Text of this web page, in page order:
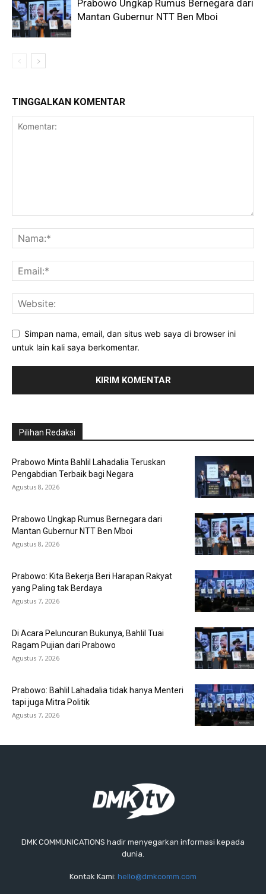
Prabowo Ungkap Rumus Bernegara dari
Mantan Gubernur NTT Ben Mboi
TINGGALKAN KOMENTAR
Simpan nama, email, dan situs web saya di browser ini
untuk lain kali saya berkomentar.
Pilihan Redaksi
Prabowo Minta Bahlil Lahadalia Teruskan
Pengabdian Terbaik bagi Negara
Agustus 8, 2026
Prabowo Ungkap Rumus Bernegara dari
Mantan Gubernur NTT Ben Mboi
Agustus 8, 2026
Prabowo: Kita Bekerja Beri Harapan Rakyat
yang Paling tak Berdaya
Agustus 7, 2026
Di Acara Peluncuran Bukunya, Bahlil Tuai
Ragam Pujian dari Prabowo
Agustus 7, 2026
Prabowo: Bahlil Lahadalia tidak hanya Menteri
tapi juga Mitra Politik
Agustus 7, 2026
DMK COMMUNICATIONS hadir menyegarkan informasi kepada
dunia.
Kontak Kami: hello@dmkcomm.com